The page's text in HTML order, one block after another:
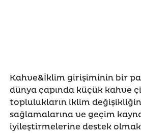
Kahve&İklim girişiminin bir
dünya çapında küçük kahve
toplulukların iklim
sağlamalarına ve geçim
iyileştirmelerine destek